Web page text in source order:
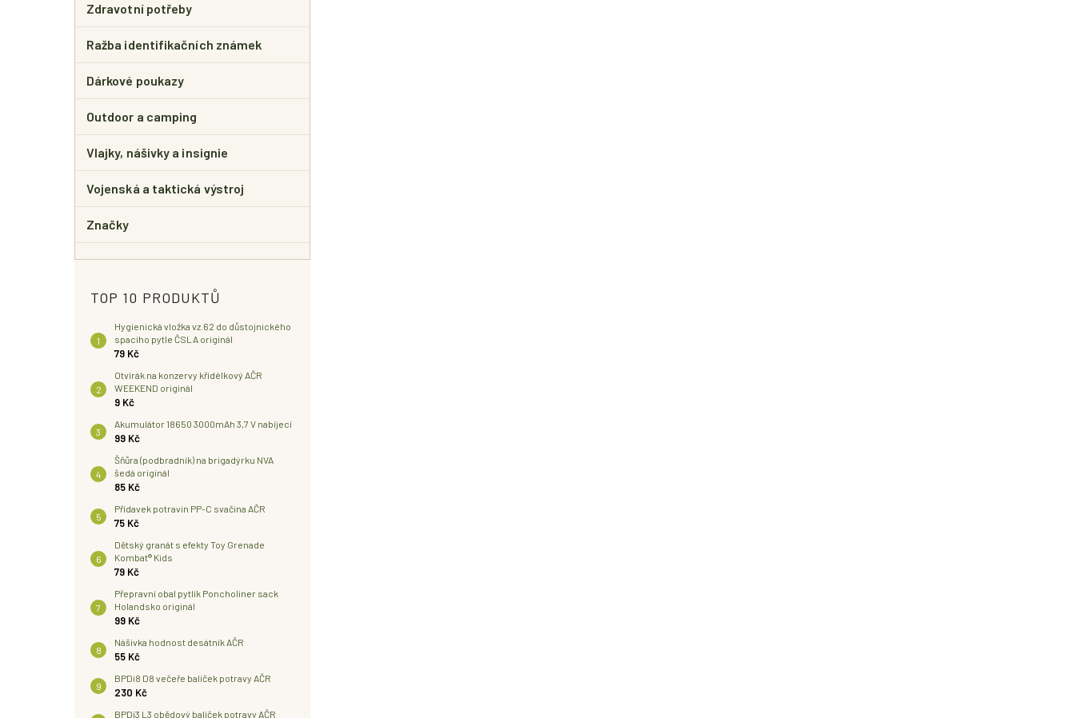
Zdravotní potřeby
Ražba identifikačních známek
Dárkové poukazy
Outdoor a camping
Vlajky, nášivky a insignie
Vojenská a taktická výstroj
Značky
TOP 10 PRODUKTŮ
Hygienická vložka vz.62 do důstojnického
spacího pytle ČSLA originál
79 Kč
Otvírák na konzervy křídélkový AČR
WEEKEND originál
9 Kč
Akumulátor 18650 3000mAh 3,7 V nabíjecí
99 Kč
Šňůra (podbradník) na brigadýrku NVA
šedá originál
85 Kč
Přídavek potravin PP-C svačina AČR
75 Kč
Dětský granát s efekty Toy Grenade
Kombat® Kids
79 Kč
Přepravní obal pytlík Poncholiner sack
Holandsko originál
99 Kč
Nášivka hodnost desátník AČR
55 Kč
BPDi8 D8 večeře balíček potravy AČR
230 Kč
BPDi3 L3 obědový balíček potravy AČR